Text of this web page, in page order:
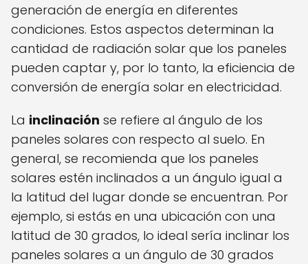
generación de energía en diferentes
condiciones. Estos aspectos determinan la
cantidad de radiación solar que los paneles
pueden captar y, por lo tanto, la eficiencia de
conversión de energía solar en electricidad.
La inclinación se refiere al ángulo de los
paneles solares con respecto al suelo. En
general, se recomienda que los paneles
solares estén inclinados a un ángulo igual a
la latitud del lugar donde se encuentran. Por
ejemplo, si estás en una ubicación con una
latitud de 30 grados, lo ideal sería inclinar los
paneles solares a un ángulo de 30 grados